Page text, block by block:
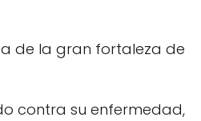
de la gran fortaleza de
contra su enfermedad,